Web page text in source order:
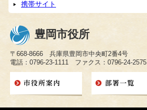
携帯サイト
豊岡市役所
〒668-8666 兵庫県豊岡市中央町2番4号
電話：0796-23-1111 ファクス：0796-24-2575